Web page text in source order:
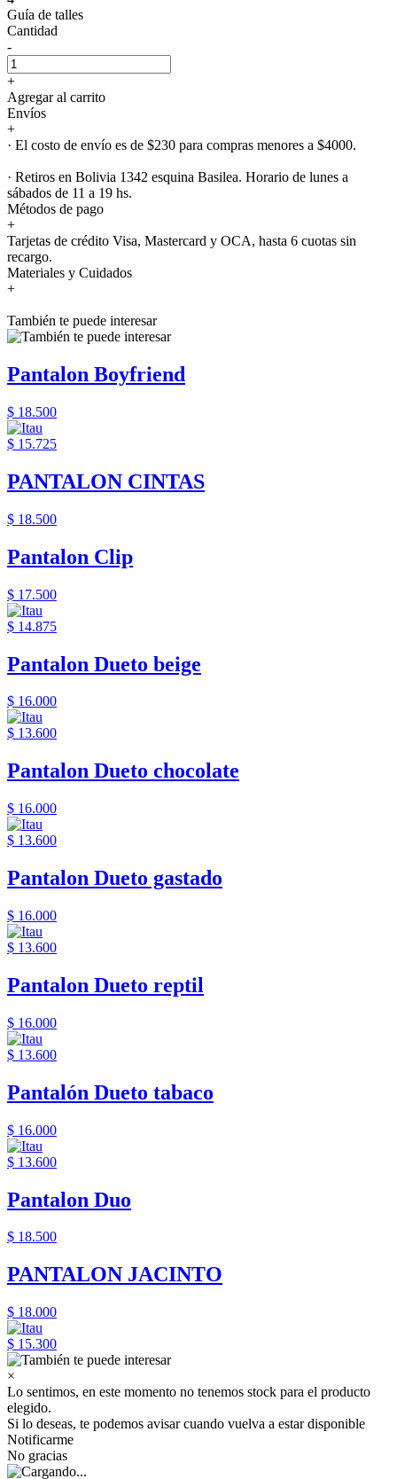
Guía de talles
Cantidad
-
+
Agregar al carrito
Envíos
+
· El costo de envío es de $230 para compras menores a $4000.
· Retiros en Bolivia 1342 esquina Basilea. Horario de lunes a
sábados de 11 a 19 hs.
Métodos de pago
+
Tarjetas de crédito Visa, Mastercard y OCA, hasta 6 cuotas sin
recargo.
Materiales y Cuidados
+
También te puede interesar
Pantalon Boyfriend
$ 18.500
$ 15.725
PANTALON CINTAS
$ 18.500
Pantalon Clip
$ 17.500
$ 14.875
Pantalon Dueto beige
$ 16.000
$ 13.600
Pantalon Dueto chocolate
$ 16.000
$ 13.600
Pantalon Dueto gastado
$ 16.000
$ 13.600
Pantalon Dueto reptil
$ 16.000
$ 13.600
Pantalón Dueto tabaco
$ 16.000
$ 13.600
Pantalon Duo
$ 18.500
PANTALON JACINTO
$ 18.000
$ 15.300
×
Lo sentimos, en este momento no tenemos stock para el producto
elegido.
Si lo deseas, te podemos avisar cuando vuelva a estar disponible
Notificarme
No gracias